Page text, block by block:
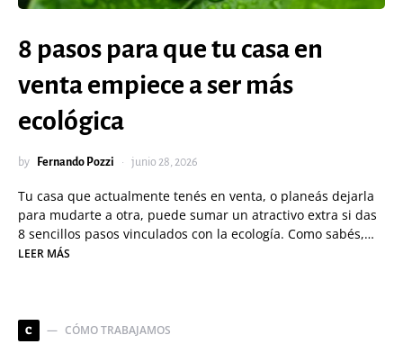
8 pasos para que tu casa en
venta empiece a ser más
ecológica
by Fernando Pozzi junio 28, 2026
Tu casa que actualmente tenés en venta, o planeás dejarla
para mudarte a otra, puede sumar un atractivo extra si das
8 sencillos pasos vinculados con la ecología. Como sabés,…
LEER MÁS
C CÓMO TRABAJAMOS